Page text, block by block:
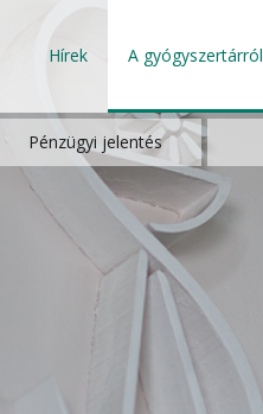
Hírek A gyógyszertárról
Pénzügyi jelentés